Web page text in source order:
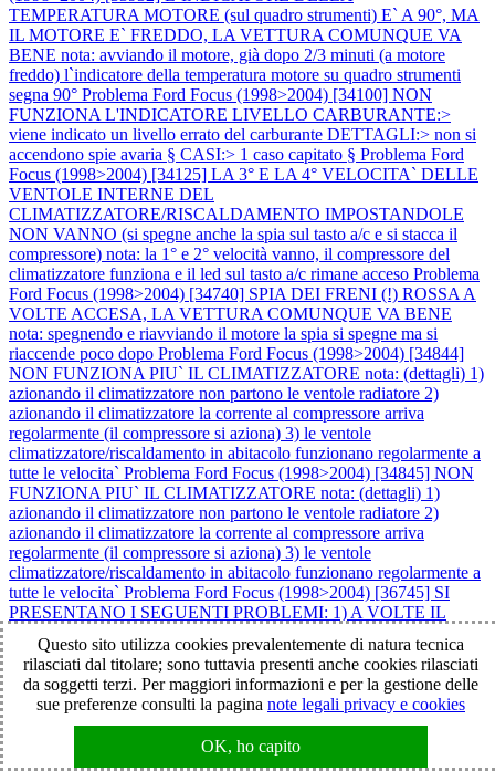
TEMPERATURA MOTORE (sul quadro strumenti) E` A 90°, MA
IL MOTORE E` FREDDO, LA VETTURA COMUNQUE VA
BENE nota: avviando il motore, già dopo 2/3 minuti (a motore
freddo) l`indicatore della temperatura motore su quadro strumenti
segna 90° Problema Ford Focus (1998>2004) [34100] NON
FUNZIONA L'INDICATORE LIVELLO CARBURANTE:>
viene indicato un livello errato del carburante DETTAGLI:> non si
accendono spie avaria § CASI:> 1 caso capitato § Problema Ford
Focus (1998>2004) [34125] LA 3° E LA 4° VELOCITA` DELLE
VENTOLE INTERNE DEL
CLIMATIZZATORE/RISCALDAMENTO IMPOSTANDOLE
NON VANNO (si spegne anche la spia sul tasto a/c e si stacca il
compressore) nota: la 1° e 2° velocità vanno, il compressore del
climatizzatore funziona e il led sul tasto a/c rimane acceso Problema
Ford Focus (1998>2004) [34740] SPIA DEI FRENI (!) ROSSA A
VOLTE ACCESA, LA VETTURA COMUNQUE VA BENE
nota: spegnendo e riavviando il motore la spia si spegne ma si
riaccende poco dopo Problema Ford Focus (1998>2004) [34844]
NON FUNZIONA PIU` IL CLIMATIZZATORE nota: (dettagli) 1)
azionando il climatizzatore non partono le ventole radiatore 2)
azionando il climatizzatore la corrente al compressore arriva
regolarmente (il compressore si aziona) 3) le ventole
climatizzatore/riscaldamento in abitacolo funzionano regolarmente a
tutte le velocita` Problema Ford Focus (1998>2004) [34845] NON
FUNZIONA PIU` IL CLIMATIZZATORE nota: (dettagli) 1)
azionando il climatizzatore non partono le ventole radiatore 2)
azionando il climatizzatore la corrente al compressore arriva
regolarmente (il compressore si aziona) 3) le ventole
climatizzatore/riscaldamento in abitacolo funzionano regolarmente a
tutte le velocita` Problema Ford Focus (1998>2004) [36745] SI
PRESENTANO I SEGUENTI PROBLEMI: 1) A VOLTE IL
subito > a volte il motore fatica a partire 2) SPIA AVARIA
(candelette gialla) A VOLTE ACCESA: > la spia lampeggia > la
spia si accende quando il motore si spegne in corsa > km veicolo
116243Problema Ford Focus (1998>2004) [37032]
IMPOSTANDO LA 3° E LA 4° VELOCITA` DELLA
VENTOLA IN ABITACOLO SI SPEGNE IL
Questo sito utilizza cookies prevalentemente di natura tecnica
rilasciati dal titolare; sono tuttavia presenti anche cookies rilasciati
da soggetti terzi. Per maggiori informazioni e per la gestione delle
sue preferenze consulti la pagina note legali privacy e cookies
OK, ho capito